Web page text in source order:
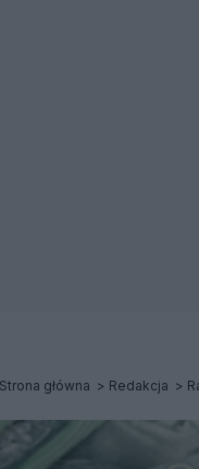
Strona główna Redakcja